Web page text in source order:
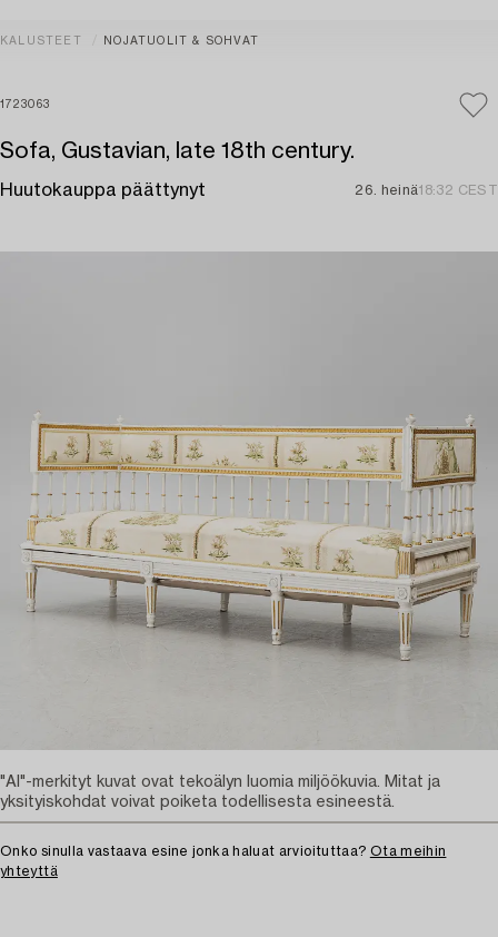
KALUSTEET NOJATUOLIT & SOHVAT
1723063
Sofa, Gustavian, late 18th century.
Huutokauppa päättynyt 26. heinä18:32 CEST
Onko sinulla vastaava esine jonka haluat arvioituttaa? Ota meihin
yhteyttä
"AI"-merkityt kuvat ovat tekoälyn luomia miljöökuvia. Mitat ja
yksityiskohdat voivat poiketa todellisesta esineestä.